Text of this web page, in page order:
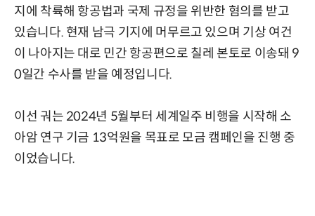
지에 착륙해 항공법과 국제 규정을 위반한 혐의를 받고
있습니다. 현재 남극 기지에 머무르고 있으며 기상 여건
이 나아지는 대로 민간 항공편으로 칠레 본토로 이송돼 9
0일간 수사를 받을 예정입니다.
이선 궈는 2024년 5월부터 세계일주 비행을 시작해 소
아암 연구 기금 13억원을 목표로 모금 캠페인을 진행 중
이었습니다.